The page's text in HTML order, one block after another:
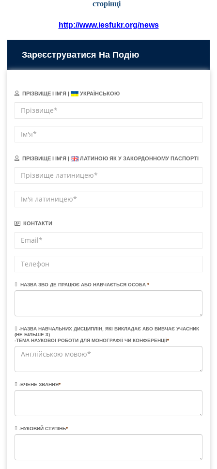
сторінці
http://www.iesfukr.org/news
Зареєструватися На Подію
ПРІЗВИЩЕ І ІМ'Я | УКРАЇНСЬКОЮ
ПРІЗВИЩЕ І ІМ'Я | ЛАТИНОЮ ЯК У ЗАКОРДОННОМУ ПАСПОРТІ
КОНТАКТИ
НАЗВА ЗВО ДЕ ПРАЦЮЄ АБО НАВЧАЄТЬСЯ ОСОБА *
-НАЗВА НАВЧАЛЬНИХ ДИСЦИПЛІН, ЯКІ ВИКЛАДАЄ АБО ВИВЧАЄ УЧАСНИК
(НЕ БІЛЬШЕ 3)
-ТЕМА НАУКОВОЇ РОБОТИ ДЛЯ МОНОГРАФІЇ ЧИ КОНФЕРЕНЦІЇ*
-ВЧЕНЕ ЗВАННЯ*
-НУКОВИЙ СТУПІНЬ*